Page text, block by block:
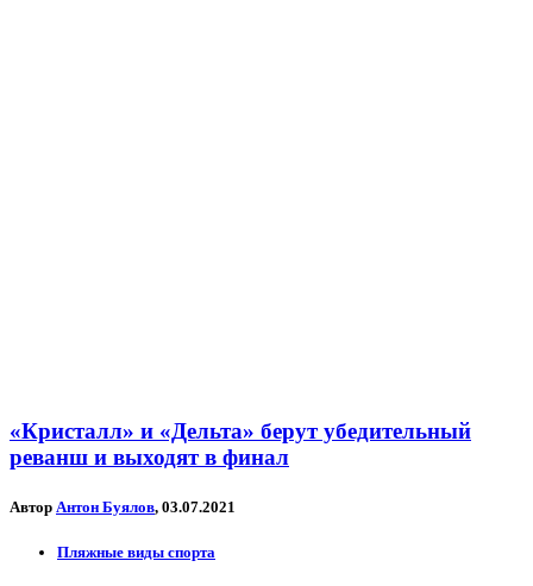
«Кристалл» и «Дельта» берут убедительный
реванш и выходят в финал
Автор Антон Буялов, 03.07.2021
Пляжные виды спорта